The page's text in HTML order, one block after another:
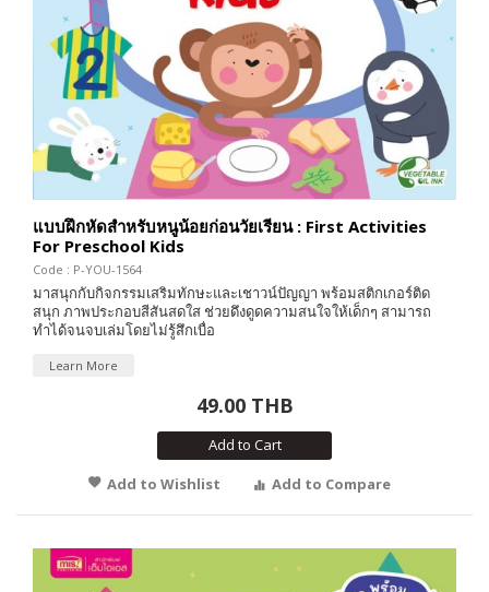
แบบฝึกหัดสำหรับหนูน้อยก่อนวัยเรียน : First Activities
For Preschool Kids
Code : P-YOU-1564
มาสนุกกับกิจกรรมเสริมทักษะและเชาวน์ปัญญา พร้อมสติกเกอร์ติด
สนุก ภาพประกอบสีสันสดใส ช่วยดึงดูดความสนใจให้เด็กๆ สามารถ
ทำได้จนจบเล่มโดยไม่รู้สึกเบื่อ
Learn More
49.00 THB
Add to Cart
Add to Wishlist
Add to Compare